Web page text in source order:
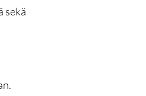
sekä